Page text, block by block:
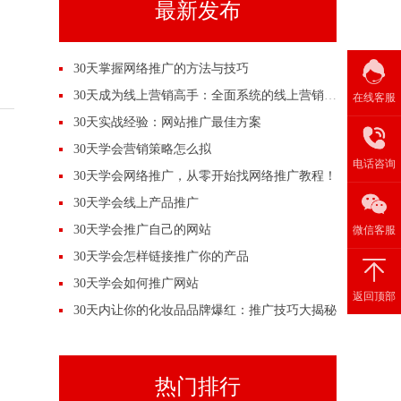
最新发布
30天掌握网络推广的方法与技巧
30天成为线上营销高手：全面系统的线上营销培训
30天实战经验：网站推广最佳方案
30天学会营销策略怎么拟
30天学会网络推广，从零开始找网络推广教程！
30天学会线上产品推广
30天学会推广自己的网站
30天学会怎样链接推广你的产品
30天学会如何推广网站
30天内让你的化妆品品牌爆红：推广技巧大揭秘
热门排行
在线客服
电话咨询
微信客服
返回顶部